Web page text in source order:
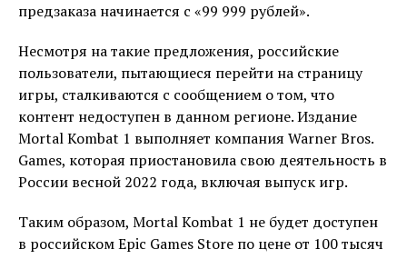
предзаказа начинается с «99 999 рублей».
Несмотря на такие предложения, российские
пользователи, пытающиеся перейти на страницу
игры, сталкиваются с сообщением о том, что
контент недоступен в данном регионе. Издание
Mortal Kombat 1 выполняет компания Warner Bros.
Games, которая приостановила свою деятельность в
России весной 2022 года, включая выпуск игр.
Таким образом, Mortal Kombat 1 не будет доступен
в российском Epic Games Store по цене от 100 тысяч